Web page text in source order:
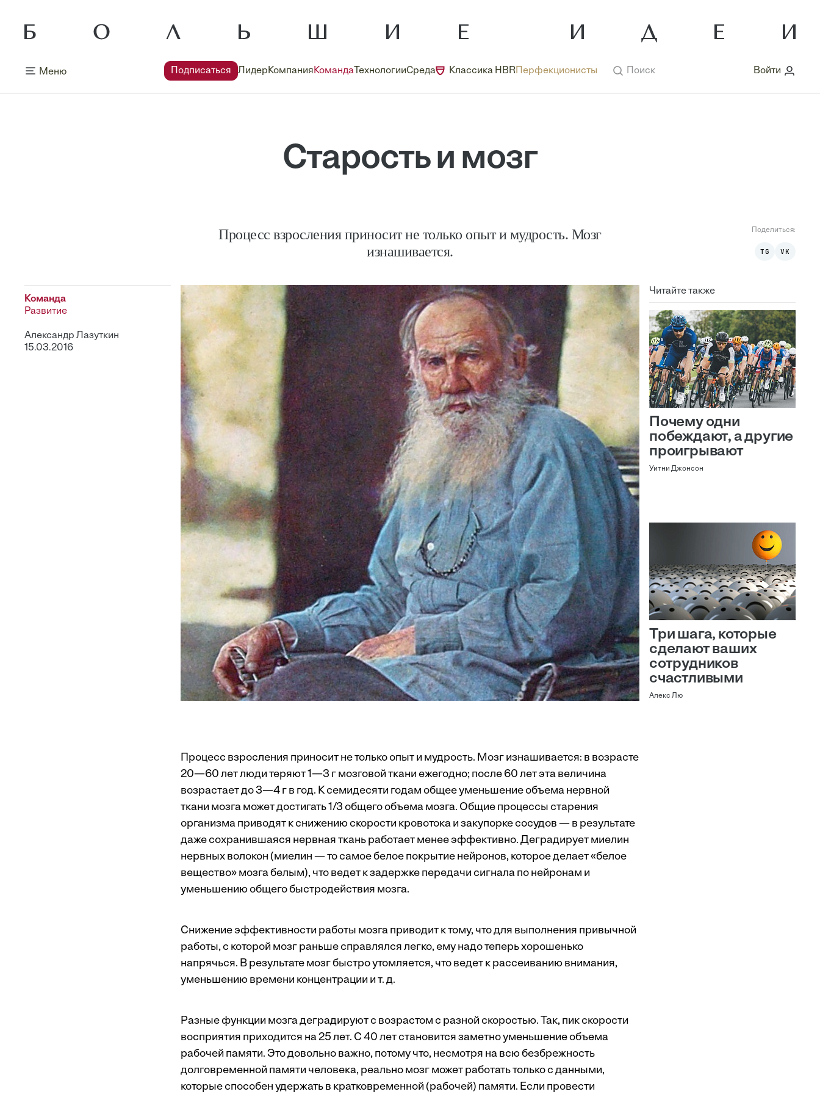
Меню Подписаться ЛидерКомпанияКоманда ТехнологииСреда Классика HBR Перфекционисты Поиск Войти
Старость и мозг
Процесс взросления приносит не только опыт и мудрость. Мозг
изнашивается.
Поделиться:
TG VK
Команда
Развитие
Александр Лазуткин
15.03.2016
Читайте также
Почему одни
побеждают, а другие
проигрывают
Уитни Джонсон
Три шага, которые
сделают ваших
сотрудников
счастливыми
Алекс Лю
Процесс взросления приносит не только опыт и мудрость. Мозг изнашивается: в возрасте
20—60 лет люди теряют 1—3 г мозговой ткани ежегодно; после 60 лет эта величина
возрастает до 3—4 г в год. К семидесяти годам общее уменьшение объема нервной
ткани мозга может достигать 1/3 общего объема мозга. Общие процессы старения
организма приводят к снижению скорости кровотока и закупорке сосудов — в результате
даже сохранившаяся нервная ткань работает менее эффективно. Деградирует миелин
нервных волокон (миелин — то самое белое покрытие нейронов, которое делает «белое
вещество» мозга белым), что ведет к задержке передачи сигнала по нейронам и
уменьшению общего быстродействия мозга.
Снижение эффективности работы мозга приводит к тому, что для выполнения привычной
работы, с которой мозг раньше справлялся легко, ему надо теперь хорошенько
напрячься. В результате мозг быстро утомляется, что ведет к рассеиванию внимания,
уменьшению времени концентрации и т. д.
Разные функции мозга деградируют с возрастом с разной скоростью. Так, пик скорости
восприятия приходится на 25 лет. С 40 лет становится заметно уменьшение объема
рабочей памяти. Это довольно важно, потому что, несмотря на всю безбрежность
долговременной памяти человека, реально мозг может работать только с данными,
которые способен удержать в кратковременной (рабочей) памяти. Если провести